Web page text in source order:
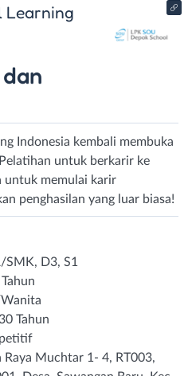
Learning
Indonesia kembali membuka
untuk berkarir ke
untuk memulai karir
penghasilan yang luar biasa!
SMK, D3, S1
Tahun
Raya Muchtar 1- 4, RT003,